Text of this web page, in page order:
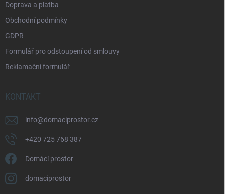
Doprava a platba
Obchodní podmínky
GDPR
Formulář pro odstoupení od smlouvy
Reklamační formulář
KONTAKT
info@domaciprostor.cz
+420 725 768 387
Domácí prostor
domaciprostor